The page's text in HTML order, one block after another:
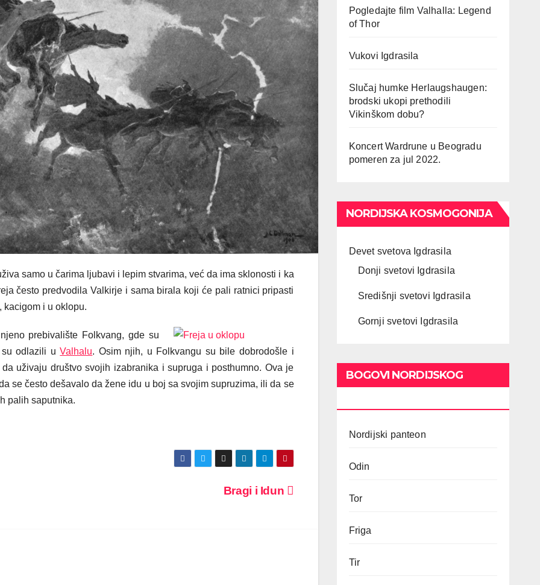
samo u čarima ljubavi i lepim stvarima, već da ima sklonosti i ka
često predvodila Valkirje i sama birala koji će pali ratnici pripasti
kacigom i u oklopu.
prebivalište Folkvang, gde su
su odlazili uValhalu. Osim njih, u Folkvangu su bile dobrodošle i
uživaju društvo svojih izabranika i supruga i posthumno. Ova je
se često dešavalo da žene idu u boj sa svojim supruzima, ili da se
palih saputnika.
Bragi i Idun
Pogledajte film Valhalla: Legend
of Thor
Vukovi Igdrasila
Slučaj humke Herlaugshaugen:
brodski ukopi prethodili
Vikinškom dobu?
Koncert Wardrune u Beogradu
pomeren za jul 2022.
NORDIJSKA KOSMOGONIJA
Devet svetova Igdrasila
Donji svetovi Igdrasila
Središnji svetovi Igdrasila
Gornji svetovi Igdrasila
BOGOVI NORDIJSKOG
Nordijski panteon
Odin
Tor
Friga
Tir